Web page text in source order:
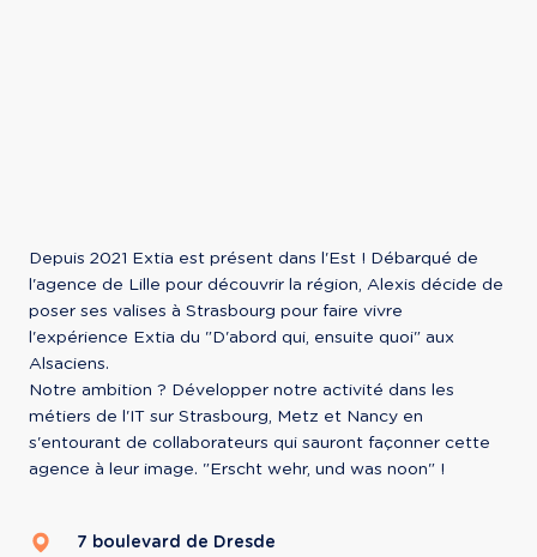
Depuis 2021 Extia est présent dans l'Est ! Débarqué de
l'agence de Lille pour découvrir la région, Alexis décide de
poser ses valises à Strasbourg pour faire vivre
l'expérience Extia du "D'abord qui, ensuite quoi" aux
Alsaciens.
Notre ambition ? Développer notre activité dans les
métiers de l'IT sur Strasbourg, Metz et Nancy en
s'entourant de collaborateurs qui sauront façonner cette
agence à leur image. "Erscht wehr, und was noon" !
7 boulevard de Dresde